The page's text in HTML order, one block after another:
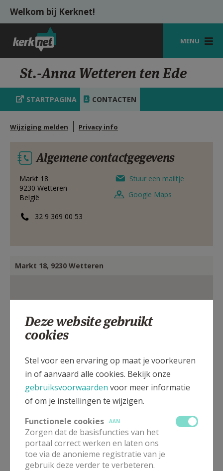
Overslaan en naar de inhoud gaan
Welkom bij Kerknet!
MENU
STARTPAGINA
KERK
VIERINGEN
SHOP
ZOEKEN
HULP
MIJN PAROCHIE
AANMELDEN OF REGISTREREN
St.-Anna Wetteren ten Ede
STARTPAGINA CONTACTEN
Wijziging melden Privacy info
Algemene contactgegevens
Markt 18
9230 Wetteren
België
32 9 369 00 53
Stuur een mailtje
Google Maps
Markt 18, 9230 Wetteren
Parochie-administrator
Deze website gebruikt
cookies
Stel voor een ervaring op maat je voorkeuren
in of aanvaard alle cookies. Bekijk onze
gebruiksvoorwaarden voor meer informatie
of om je instellingen te wijzigen.
Functionele cookies
AAN
Zorgen dat de basisfuncties van het
portaal correct werken en laten ons
toe via de anonieme registratie van je
gebruik deze verder te verbeteren.